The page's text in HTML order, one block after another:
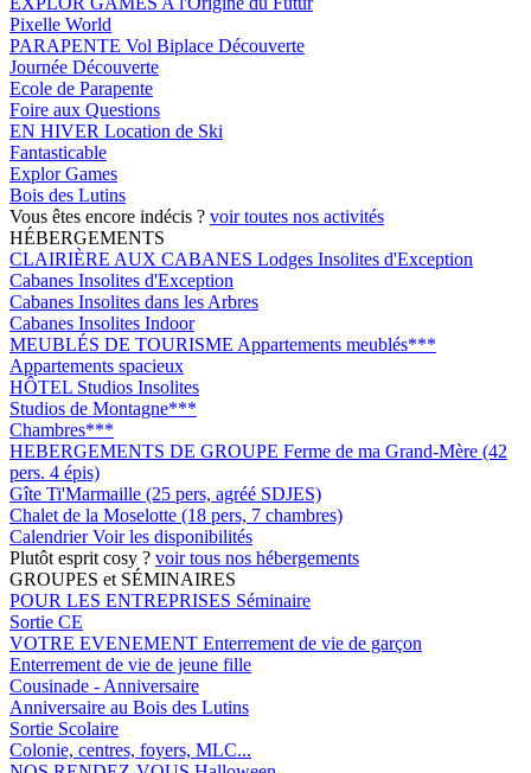
Pixelle World
PARAPENTE Vol Biplace Découverte
Journée Découverte
Ecole de Parapente
Foire aux Questions
EN HIVER Location de Ski
Fantasticable
Explor Games
Bois des Lutins
Vous êtes encore indécis ? voir toutes nos activités
HÉBERGEMENTS
CLAIRIÈRE AUX CABANES Lodges Insolites d'Exception
Cabanes Insolites d'Exception
Cabanes Insolites dans les Arbres
Cabanes Insolites Indoor
MEUBLÉS DE TOURISME Appartements meublés***
Appartements spacieux
HÔTEL Studios Insolites
Studios de Montagne***
Chambres***
HEBERGEMENTS DE GROUPE Ferme de ma Grand-Mère (42
pers. 4 épis)
Gîte Ti'Marmaille (25 pers, agréé SDJES)
Chalet de la Moselotte (18 pers, 7 chambres)
CalendrierVoir les disponibilités
Plutôt esprit cosy ? voir tous nos hébergements
GROUPES et SÉMINAIRES
POUR LES ENTREPRISES Séminaire
Sortie CE
VOTRE EVENEMENT Enterrement de vie de garçon
Enterrement de vie de jeune fille
Cousinade - Anniversaire
Anniversaire au Bois des Lutins
Sortie Scolaire
Colonie, centres, foyers, MLC...